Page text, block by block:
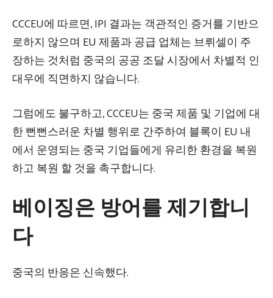
CCCEU에 따르면, IPI 결과는 객관적인 증거를 기반으
로하지 않으며 EU 제품과 공급 업체는 브뤼셀이 주
장하는 것처럼 중국의 공공 조달 시장에서 차별적 인
대우에 직면하지 않습니다.
그럼에도 불구하고, CCCEU는 중국 제품 및 기업에 대
한 뻔뻔스러운 차별 행위로 간주하여 블록이 EU 내
에서 운영되는 중국 기업들에게 유리한 환경을 복원
하고 복원 할 것을 촉구합니다.
베이징은 방어를 제기합니
다
중국의 반응은 신속했다.